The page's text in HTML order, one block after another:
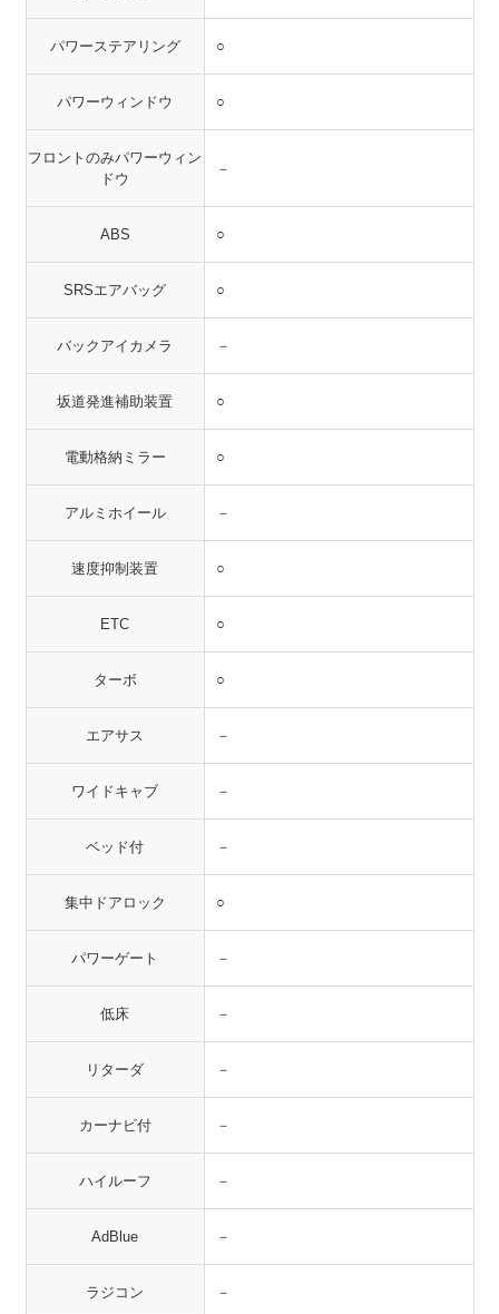
パワーステアリング ○
パワーウィンドウ ○
フロントのみパワーウィン
ドウ
－
ABS ○
SRSエアバッグ ○
バックアイカメラ －
坂道発進補助装置 ○
電動格納ミラー ○
アルミホイール －
速度抑制装置 ○
ETC ○
ターボ ○
エアサス －
ワイドキャブ －
ベッド付 －
集中ドアロック ○
パワーゲート －
低床 －
リターダ －
カーナビ付 －
ハイルーフ －
AdBlue －
ラジコン －